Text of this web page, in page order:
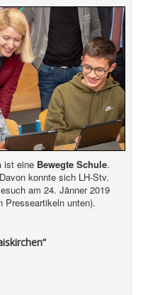
ist eine Bewegte Schule.
konnte sich LH-Stv.
am 24. Jänner 2019
Presseartikeln unten).